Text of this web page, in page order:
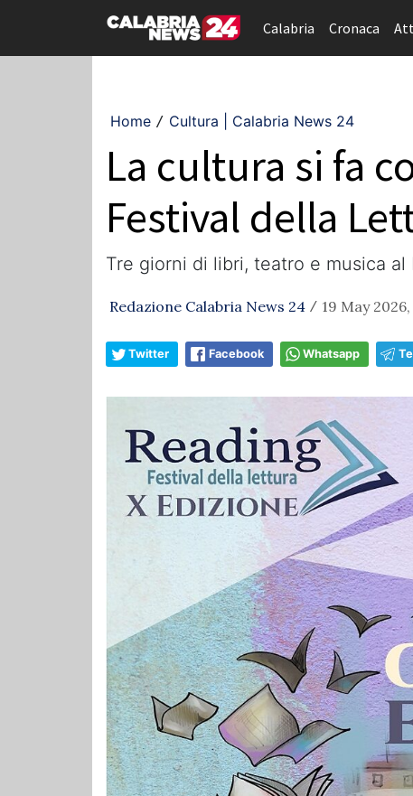
Calabria Cronaca
Home / Cultura | Calabria News 24
La cultura si fa
Festival della
​Tre giorni di libri, teatro e musica
Redazione Calabria News 24 / 19 May
Twitter Facebook Whatsapp